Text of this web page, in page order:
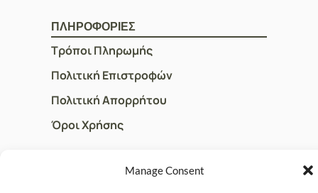
Manage Consent
ΠΛΗΡΟΦΟΡΙΕΣ
Τρόποι Πληρωμής
Πολιτική Επιστροφών
Πολιτική Απορρήτου
Όροι Χρήσης
ΓΡΗΓΟΡOI ΣΥΝΔΕΣΜΟΙ